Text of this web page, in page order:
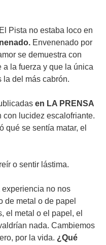
Pista no estaba loco en
Envenenado por
se demuestra con
a la fuerza y que la única
la del más cabrón.
en LA PRENSA
con lucidez escalofriante.
qué se sentía matar, el
o sentir lástima.
experiencia no nos
de metal o de papel
el metal o el papel, el
nada. Cambiemos
por la vida. ¿Qué